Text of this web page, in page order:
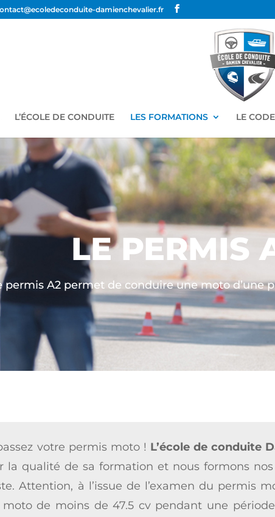
damienchevalier.fr
L’ÉCOLE DE CONDUITE LES FORMATIONS LE CODE
LE PERMIS
permis A2 permet de conduire une moto d’une
votre permis moto ! L’école de conduite
la qualité de sa formation et nous formons
Attention, à l’issue de l’examen du permis
moto de moins de 47.5 cv pendant une